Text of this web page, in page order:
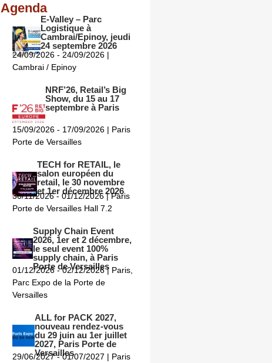
Agenda
E-Valley – Parc
Logistique à
Cambrai/Epinoy, jeudi
24 septembre 2026
24/09/2026 - 24/09/2026 |
Cambrai / Epinoy
NRF’26, Retail’s Big
Show, du 15 au 17
septembre à Paris
15/09/2026 - 17/09/2026 | Paris
Porte de Versailles
TECH for RETAIL, le
salon européen du
retail, le 30 novembre
et 1er décembre 2026
30/11/2026 - 01/12/2026 | Paris
Porte de Versailles Hall 7.2
Supply Chain Event
2026, 1er et 2 décembre,
le seul event 100%
supply chain, à Paris
Porte de Versailles
01/12/2026 - 02/12/2026 | Paris,
Parc Expo de la Porte de
Versailles
ALL for PACK 2027,
nouveau rendez-vous
du 29 juin au 1er juillet
2027, Paris Porte de
Versailles
29/06/2027 - 01/07/2027 | Paris